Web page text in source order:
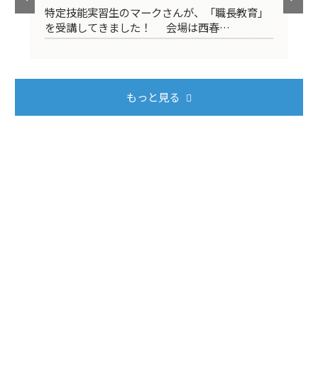
特定技能実習生のマークさんが、「職長教育」
を受講してきました！ 会場は西春…
もっと見る